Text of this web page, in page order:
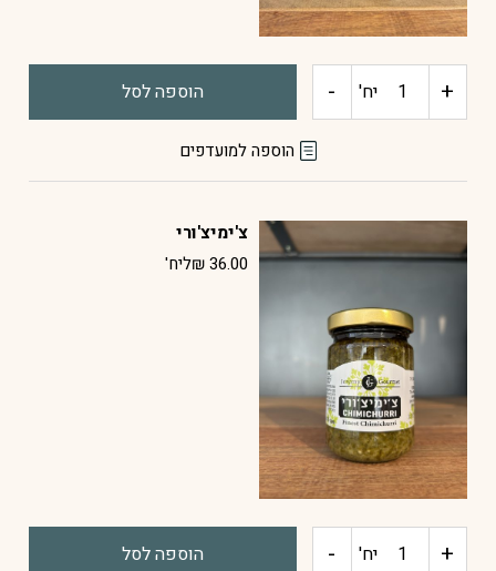
+ כמות
חריף
יח' - הוספה לסל
הוספה למועדפים
צ'ימיצ'ורי
₪36.00 ליח'
+ כמות יח' - הוספה לסל